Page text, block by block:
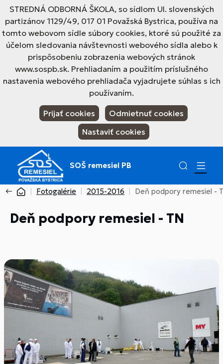
STREDNÁ ODBORNÁ ŠKOLA, so sídlom Ul. slovenských
partizánov 1129/49, 017 01 Považská Bystrica, používa na
tomto webovom sídle súbory cookies, ktoré sú použité za
účelom sledovania návštevnosti webového sídla alebo k
prispôsobeniu zobrazenia webových stránok
www.sospb.sk. Prehliadaním a použitím príslušného
nastavenia webového prehliadača vyjadrujete súhlas s ich
používaním.
Prijať cookies
Odmietnuť cookies
Nastaviť cookies
SOŠ remesiel PB
Fotogalérie 2015-2016 Deň podpory remesiel -
Deň podpory remesiel - TN